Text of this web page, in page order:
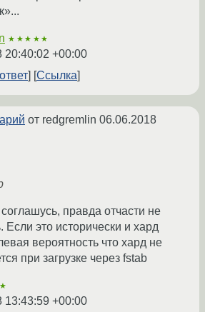
★★★★★
20:40:02 +00:00
Ссылка
от redgremlin 06.06.2018
соглашусь, правда отчасти не
Если это исторически и хард
вероятность что хард не
при загрузке через fstab
13:43:59 +00:00